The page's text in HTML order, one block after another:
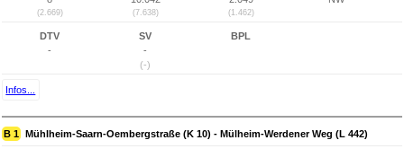
(2.669) (7.638) (1.462)
DTV
-
SV
-
(-)
BPL
Infos...
B 1 Mühlheim-Saarn-Oembergstraße (K 10) - Mülheim-Werdener Weg (L 442)